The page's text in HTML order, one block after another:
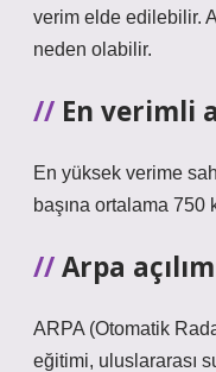
verim elde edilebilir.
neden olabilir.
En verimli
En yüksek verime
başına ortalama 750
Arpa
ARPA (Otomatik
eğitimi, uluslararası